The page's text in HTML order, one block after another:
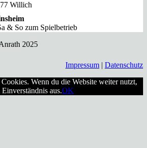
Willich
& So zum Spielbetrieb
2025
Impressum | Datenschutz
Wenn du die Website weiter nutzt,
aus.OK